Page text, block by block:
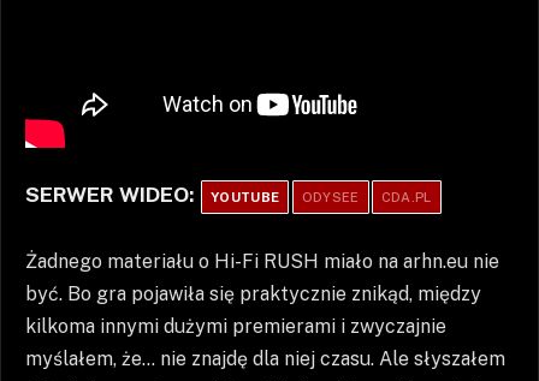
SERWER WIDEO: YOUTUBE ODYSEE CDA.PL
Żadnego materiału o Hi-Fi RUSH miało na arhn.eu nie
być. Bo gra pojawiła się praktycznie znikąd, między
kilkoma innymi dużymi premierami i zwyczajnie
myślałem, że… nie znajdę dla niej czasu. Ale słyszałem